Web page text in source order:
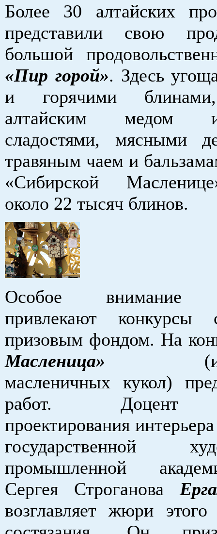
Более 30 алтайских
представили свою
большой
«Пир горой». Здесь
и горячими
алтайским медом
сладостями, мясными
травяным чаем и
«Сибирской
около 22 тысяч блинов.
Особое внимание
привлекают
призовым фондом. На
Масленица»
масленичных кукол)
работ. Доцент
проектирования
государственной
промышленной
Сергея Строганова
возглавляет жюри этого